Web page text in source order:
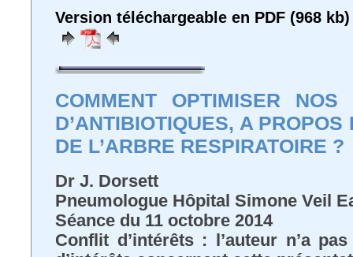
Version téléchargeable en PDF (968 kb)
COMMENT OPTIMISER NOS
D’ANTIBIOTIQUES, A PROPOS
DE L’ARBRE RESPIRATOIRE ?
Dr J. Dorsett
Pneumologue Hôpital Simone Veil
Séance du 11 octobre 2014
Conflit d’intérêts : l’auteur n’a